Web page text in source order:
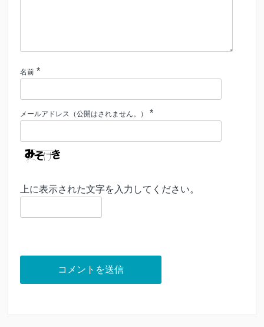
名前 *
メールアドレス（公開はされません。） *
上に表示された文字を入力してください。